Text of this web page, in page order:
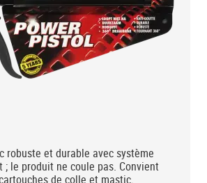
robuste et durable avec système
le produit ne coule pas. Convient
de colle et mastic.